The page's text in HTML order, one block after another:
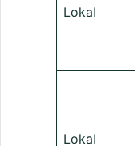
Lokal
Lokal